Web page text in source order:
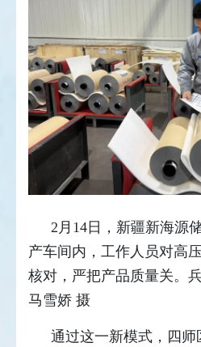
2月14日，新疆新海源
产车间内，工作人员对高
核对，严把产品质量关。
马雪娇 摄
通过这一新模式，四